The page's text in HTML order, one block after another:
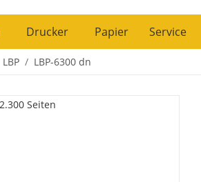
Drucker Papier Service
LBP LBP-6300 dn